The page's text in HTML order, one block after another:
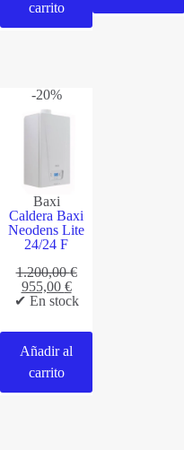
carrito
-20%
Baxi
Caldera Baxi
Neodens Lite
24/24 F
1.200,00€
El
precio
era:
1.200,00 €.
955,00 €El
precio
es:
955,00 €.
✔ En stock
Añadir al
carrito